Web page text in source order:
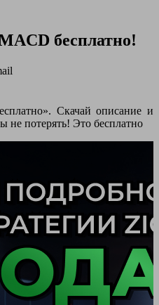
бесплатно!
Скачай описание и
не потерять! Это бесплатно